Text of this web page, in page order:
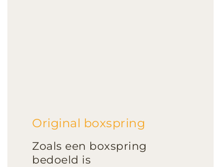
Original boxspring
Zoals een boxspring
bedoeld is